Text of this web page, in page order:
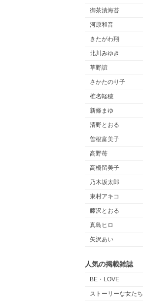
御茶漬海苔
河原和音
きたがわ翔
北川みゆき
草野誼
さかたのり子
椎名軽穂
新條まゆ
清野とおる
曽根富美子
高野苺
高橋留美子
乃木坂太郎
東村アキコ
藤沢とおる
真島ヒロ
矢沢あい
人気の掲載雑誌
BE・LOVE
ストーリーな女たち